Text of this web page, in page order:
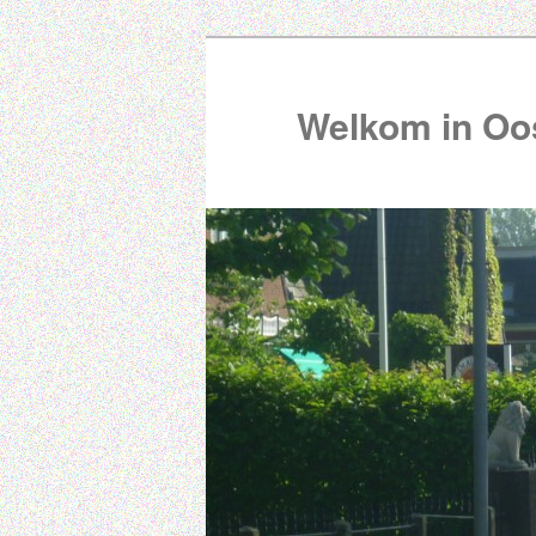
Welkom in
00:00
01:00
02:00